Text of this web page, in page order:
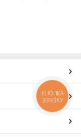
КНОПКА
ЗВ'ЯЗКУ